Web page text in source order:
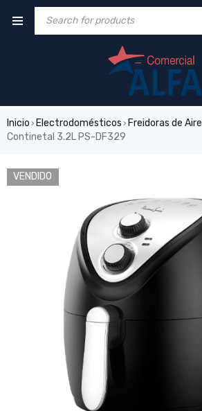
Inicio › Electrodomésticos › Freidoras de Aire
Continetal 3.2L PS-DF329
VENDIDO